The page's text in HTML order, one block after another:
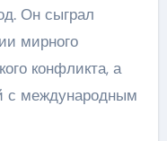
Он сыграл
мирного
конфликта, а
с международным